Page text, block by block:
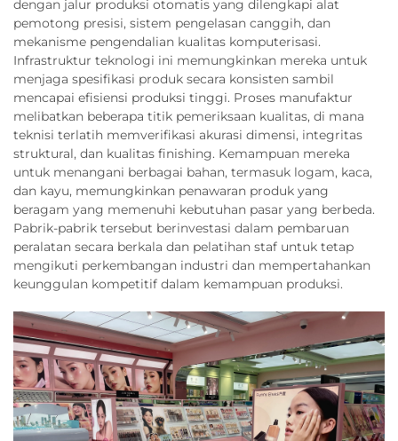
dengan jalur produksi otomatis yang dilengkapi alat
pemotong presisi, sistem pengelasan canggih, dan
mekanisme pengendalian kualitas komputerisasi.
Infrastruktur teknologi ini memungkinkan mereka untuk
menjaga spesifikasi produk secara konsisten sambil
mencapai efisiensi produksi tinggi. Proses manufaktur
melibatkan beberapa titik pemeriksaan kualitas, di mana
teknisi terlatih memverifikasi akurasi dimensi, integritas
struktural, dan kualitas finishing. Kemampuan mereka
untuk menangani berbagai bahan, termasuk logam, kaca,
dan kayu, memungkinkan penawaran produk yang
beragam yang memenuhi kebutuhan pasar yang berbeda.
Pabrik-pabrik tersebut berinvestasi dalam pembaruan
peralatan secara berkala dan pelatihan staf untuk tetap
mengikuti perkembangan industri dan mempertahankan
keunggulan kompetitif dalam kemampuan produksi.